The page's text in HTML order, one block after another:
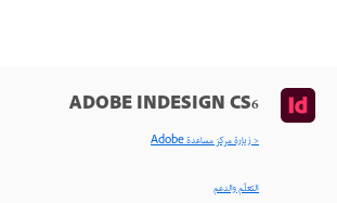
ADOBE INDESIGN CS6
< زيارة مركز مساعدة Adobe
التعلّم والدعم